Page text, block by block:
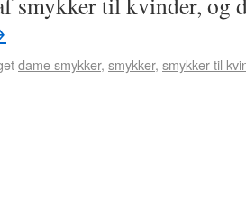
dame smykker, smykker, smykker til